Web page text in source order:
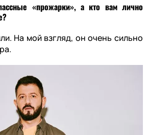
«прожарки», а кто вам лично
На мой взгляд, он очень сильно